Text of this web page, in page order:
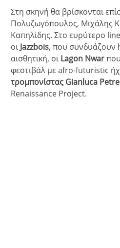
Στη σκηνή θα βρίσκονται
Πολυζωγόπουλος, Μιχάλης
Καπηλίδης. Στο ευρύτερο
οι Jazzbois, που συνδυάζουν
αισθητική, οι Lagon Nwar
φεστιβάλ με afro-futuristic
τρομπονίστας Gianluca
Renaissance Project.